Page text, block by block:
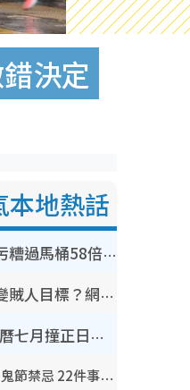
決定
本地熱話
行李清潔｜車轆污糟過馬桶58倍！專家警告忌用酒精抹 教1招免污手除菌
裝修拆鐵閘隨時變賊人目標？網民揭2大關鍵用途：裝新式等於白裝？附新舊鐵閘分別
鬼門開2026｜農曆七月撞正日全食特別邪？專家警告切忌做一事！揭4大禁忌+2招保平安
鬼門開2026｜8.13鬼節禁忌 22件事唔做得！燒肉、刺身要少食？半夜勿吹口哨/打呢個電話